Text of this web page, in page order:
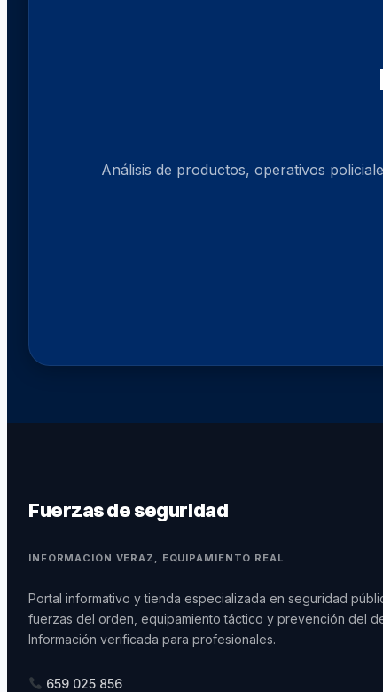
Análisis de productos, operativos
Fuerzas de seguridad
INFORMACIÓN VERAZ, EQUIPAMIENTO REAL
Portal informativo y tienda especializada en seguridad
fuerzas del orden, equipamiento táctico y prevención del
Información verificada para profesionales.
659 025 856